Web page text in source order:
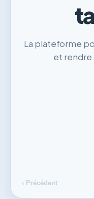
La plateforme
et rendre
‹ Précédent